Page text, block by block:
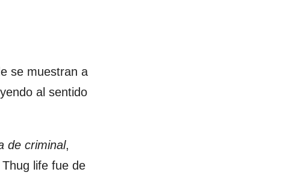
se muestran a
al sentido
de criminal,
life fue de